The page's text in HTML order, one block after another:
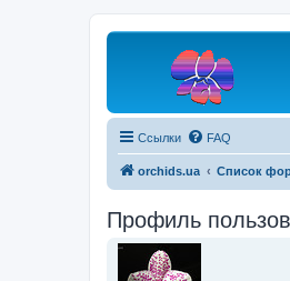
Ссылки FAQ
orchids.ua Список
Профиль